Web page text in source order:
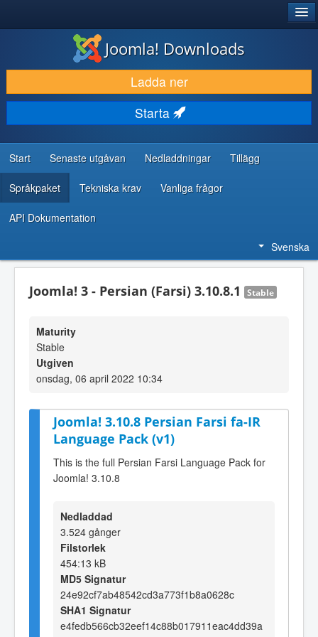
LADDA NER & UTÖKA
UPPTÄCK & LÄR
GEMENSKAP & SUPPORT
RESURSER FÖR UTVECKLARE
Joomla! Downloads
Ladda ner
Starta
Start Senaste utgåvan Nedladdningar Tillägg
Språkpaket Tekniska krav Vanliga frågor
API Dokumentation
Svenska
Joomla! 3 - Persian (Farsi) 3.10.8.1 Stable
Maturity
Stable
Utgiven
onsdag, 06 april 2022 10:34
Joomla! 3.10.8 Persian Farsi fa-IR
Language Pack (v1)
This is the full Persian Farsi Language Pack for
Joomla! 3.10.8
Nedladdad
3.524 gånger
Filstorlek
454:13 kB
MD5 Signatur
24e92cf7ab48542cd3a773f1b8a0628c
SHA1 Signatur
e4fedb566cb32eef14c88b017911eac4dd39a